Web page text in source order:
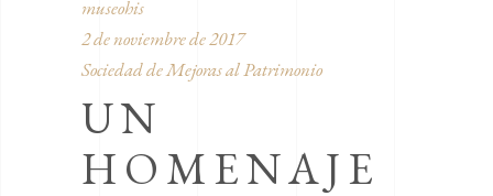
museohis
2 de noviembre de 2017
Sociedad de Mejoras al Patrimonio
UN
HOMENAJE